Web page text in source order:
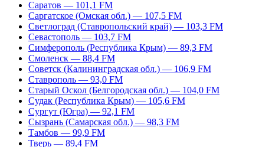
Саратов — 101,1 FM
Саргатское (Омская обл.) — 107,5 FM
Светлоград (Ставропольский край) — 103,3 FM
Севастополь — 103,7 FM
Симферополь (Республика Крым) — 89,3 FM
Смоленск — 88,4 FM
Советск (Калининградская обл.) — 106,9 FM
Ставрополь — 93,0 FM
Старый Оскол (Белгородская обл.) — 104,0 FM
Судак (Республика Крым) — 105,6 FM
Сургут (Югра) — 92,1 FM
Сызрань (Самарская обл.) — 98,3 FM
Тамбов — 99,9 FM
Тверь — 89,4 FM